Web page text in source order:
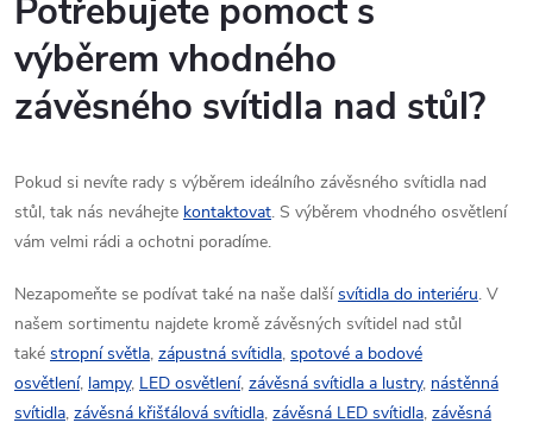
Potřebujete pomoct s
výběrem vhodného
závěsného svítidla nad stůl?
Pokud si nevíte rady s výběrem ideálního závěsného svítidla nad
stůl, tak nás neváhejte kontaktovat. S výběrem vhodného osvětlení
vám velmi rádi a ochotni poradíme.
Nezapomeňte se podívat také na naše dalšísvítidla do interiéru. V
našem sortimentu najdete kromě závěsných svítidel nad stůl
také stropní světla, zápustná svítidla, spotové a bodové
osvětlení, lampy, LED osvětlení, závěsná svítidla a lustry, nástěnná
svítidla, závěsná křišťálová svítidla, závěsná LED svítidla, závěsná